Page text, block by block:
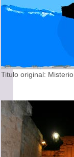
Titulo original: Misterio